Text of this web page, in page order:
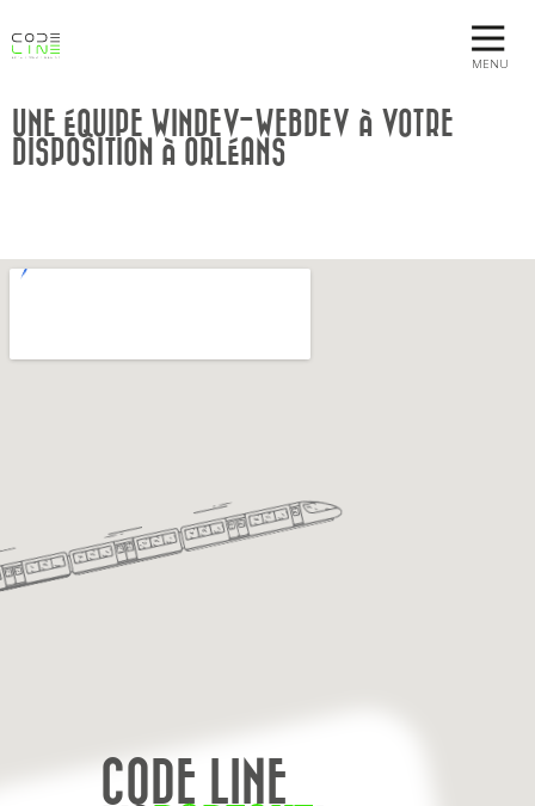
MENU
UNE ÉQUIPE WINDEV-WEBDEV À VOTRE
DISPOSITION À ORLÉANS
CODE LINE